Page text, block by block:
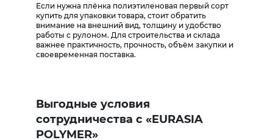
Если нужна плёнка полиэтиленовая первый сорт
купить для упаковки товара, стоит обратить
внимание на внешний вид, толщину и удобство
работы с рулоном. Для строительства и склада
важнее практичность, прочность, объём закупки и
своевременная поставка.
Выгодные условия
сотрудничества с «EURASIA
POLYMER»